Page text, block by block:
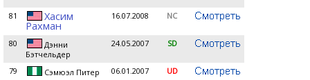
81 Хасим
Рахман
16.07.2008 NC
80
Дэнни
Бэтчельдер
24.05.2007 SD
79 Сэмюэл Питер 06.01.2007 UD